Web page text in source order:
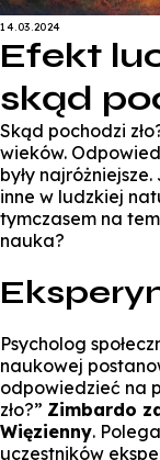
14.03.2024
Efekt
skąd
Skąd pochodzi
wieków.
były
inne w ludzkiej
tymczasem na
nauka?
Psycholog
naukowej
odpowiedzieć na
zło?” Zimbardo
Więzienny.
uczestników